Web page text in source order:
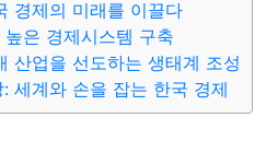
경제의 미래를 이끌다
은 경제시스템 구축
산업을 선도하는 생태계 조성
세계와 손을 잡는 한국 경제